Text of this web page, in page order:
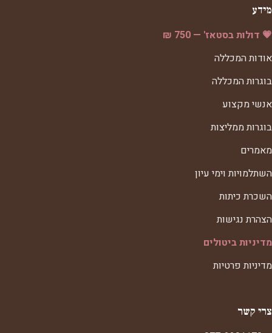
מידע
💗 דולות בסטאז' — 750 ₪
אודות המכללה
בוגרות המכללה
אנשי מקצוע
בוגרות ממליצות
מאמרים
השתלמויות וימי עיון
השכרת כיתות
הצהרת נגישות
מדיניות ביטולים
מדיניות פרטיות
צרי קשר